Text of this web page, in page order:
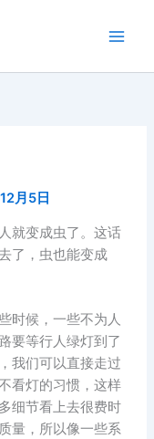
月5日
就变成虫了。这话
了，虫也能变成
时候，一些不为人
要等行人绿灯到了
我们可以直接走过
看灯的习惯，这样
细节看上去很费时
量，所以像一些系